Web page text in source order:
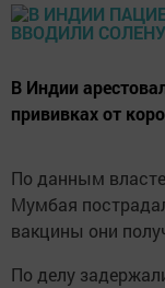
В Индии
прививках от
По данным
Мумбая
вакцины они
По делу